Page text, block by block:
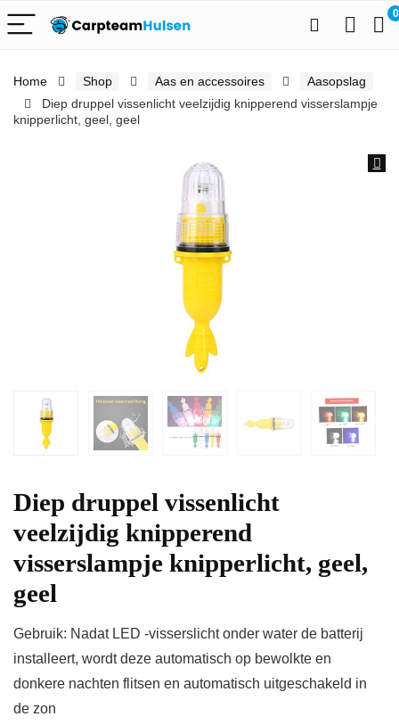
0
Home Shop Aas en accessoires
Aasopslag
Diep druppel vissenlicht veelzijdig knipperend visserslampje
knipperlicht, geel, geel
Diep druppel vissenlicht
veelzijdig knipperend
visserslampje knipperlicht, geel,
geel
Gebruik: Nadat LED -visserslicht onder water de batterij
installeert, wordt deze automatisch op bewolkte en
donkere nachten flitsen en automatisch uitgeschakeld in
de zon